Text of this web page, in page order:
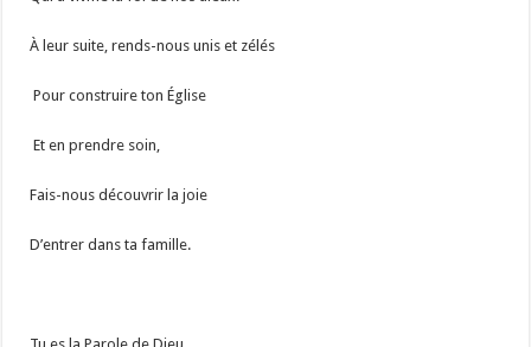
À leur suite, rends-nous unis et zélés
Pour construire ton Église
Et en prendre soin,
Fais-nous découvrir la joie
D’entrer dans ta famille.